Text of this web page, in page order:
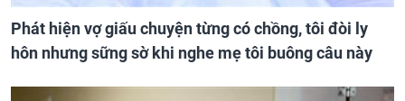
Phát hiện vợ giấu chuyện từng có chồng, tôi đòi ly
hôn nhưng sững sờ khi nghe mẹ tôi buông câu này